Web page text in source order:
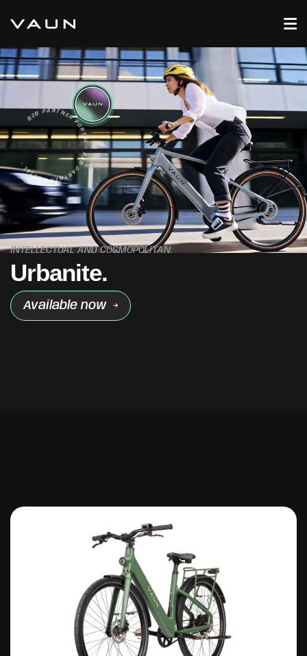
B2B PARTNER PORTAL • B2B PARTNER PORTAL •
INTELLECTUAL AND COSMOPOLITAN.
Urbanite.
Available now